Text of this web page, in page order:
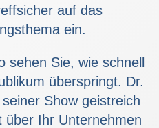
auf das
ein.
sehen Sie, wie schnell
überspringt. Dr.
Show geistreich
über Ihr Unternehmen